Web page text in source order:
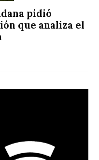
pidió
que analiza el